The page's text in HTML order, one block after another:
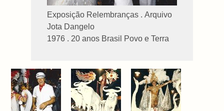
Exposição Relembranças . Arquivo
Jota Dangelo
1976 . 20 anos Brasil Povo e Terra